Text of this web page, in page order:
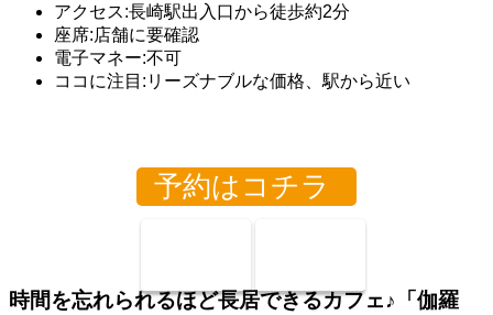
アクセス:長崎駅出入口から徒歩約2分
座席:店舗に要確認
電子マネー:不可
ココに注目:リーズナブルな価格、駅から近い
予約はコチラ
時間を忘れられるほど長居できるカフェ♪「伽羅